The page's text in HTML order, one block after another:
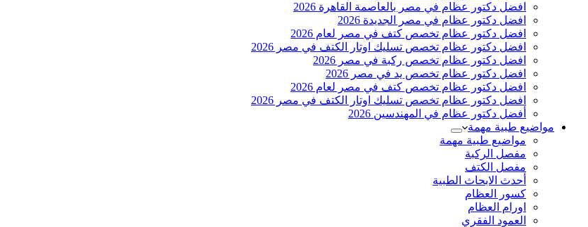
افضل دكتور عظام في مصر بالعاصمة القاهرة 2026
افضل دكتور عظام في مصر الجديدة 2026
افضل دكتور عظام تخصص كتف في مصر لعام 2026
افضل دكتور عظام تخصص تسليك اوتار الكتف في مصر 2026
افضل دكتور عظام تخصص ركبة في مصر 2026
افضل دكتور عظام تخصص يد في مصر 2026
افضل دكتور عظام تخصص كتف في مصر لعام 2026
افضل دكتور عظام تخصص تسليك اوتار الكتف في مصر 2026
أفضل دكتور عظام في المهندسين 2026
مواضيع طبية مهمة
مواضيع طبية مهمة
مفصل الركبة
مفصل الكتف
أحدث الابحاث الطبية
كسور العظام
اورام العظام
العمود الفقري